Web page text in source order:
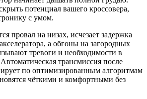
потенциал вашего кроссовера,
с умом.
провал на низах, исчезает задержка
а обгоны на загородных
тревоги и необходимости в
трансмиссия после
по оптимизированным алгоритмам
чёткими и комфортными без